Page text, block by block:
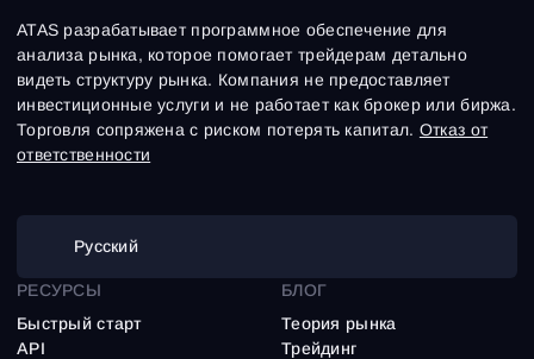
ATAS разрабатывает программное обеспечение для
анализа рынка, которое помогает трейдерам детально
видеть структуру рынка. Компания не предоставляет
инвестиционные услуги и не работает как брокер или биржа.
Торговля сопряжена с риском потерять капитал. Отказ от
ответственности
Русский
РЕСУРСЫ
Быстрый старт
API
БЛОГ
Теория рынка
Трейдинг